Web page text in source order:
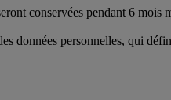
conservées pendant 6 mois
données personnelles, qui